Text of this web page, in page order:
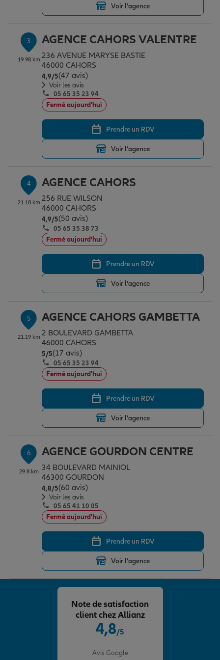
Garantie des accidents de la vie
Assurance scolaire
Protection juridique
Retraite
Tous nos devis d'assurance
Voir l'agence
3
19.98 km
AGENCE CAHORS VALENTRE
236 AVENUE MARYSE BASTIE
46000 CAHORS
4,9/5Note de 4.9 sur 5
(47 avis)
Voir les avis
05 65 35 23 94
Fermé aujourd'hui
Prendre un RDV
Voir l'agence
4
21.18 km
AGENCE CAHORS
256 RUE WILSON
46000 CAHORS
4,9/5Note de 4.9 sur 5
(50 avis)
05 65 35 38 73
Fermé aujourd'hui
Prendre un RDV
Voir l'agence
5
21.19 km
AGENCE CAHORS GAMBETTA
2 BOULEVARD GAMBETTA
46000 CAHORS
5/5Note de 5 sur 5
(17 avis)
05 65 35 23 94
Fermé aujourd'hui
Prendre un RDV
Voir l'agence
6
29.8 km
AGENCE GOURDON CENTRE
34 BOULEVARD MAINIOL
46300 GOURDON
4,8/5Note de 4.8 sur 5
(60 avis)
Voir les avis
05 65 41 10 05
Fermé aujourd'hui
Prendre un RDV
Voir l'agence
4,8/5
Avis Google
Note de satisfaction
client chez Allianz